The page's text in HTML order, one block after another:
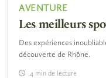
AVENTURE
Les meilleurs
Des expériences
découverte de Rhône.
4 min de lecture